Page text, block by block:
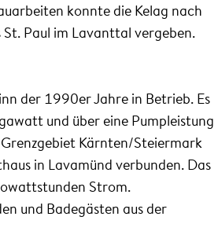
konnte die Kelag nach
Paul im Lavanttal vergeben.
der 1990er Jahre in Betrieb. Es
und über eine Pumpleistung
Kärnten/Steiermark
in Lavamünd verbunden. Das
Strom.
und Badegästen aus der